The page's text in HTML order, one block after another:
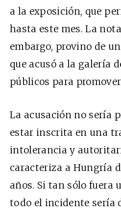
a la exposición, que
hasta este mes. La
embargo, provino de
que acusó a la galería
públicos para
La acusación no sería
estar inscrita en una
intolerancia y
caracteriza a Hungría
años. Si tan sólo fuera
todo el incidente sería